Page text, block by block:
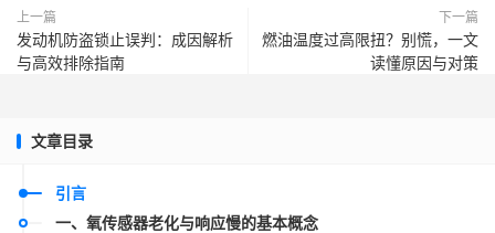
上一篇
发动机防盗锁止误判：成因解析
与高效排除指南
下一篇
燃油温度过高限扭？别慌，一文
读懂原因与对策
文章目录
引言
一、氧传感器老化与响应慢的基本概念